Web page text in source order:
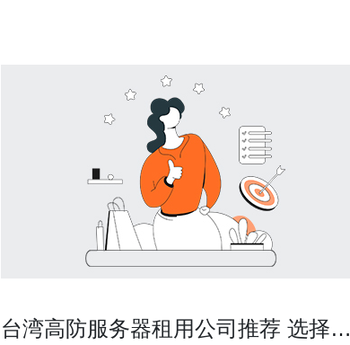
台湾高防服务器租用公司推荐 选择安